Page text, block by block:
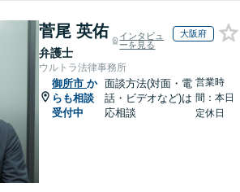
菅尾 英佑
弁護士
インタビュ
ーを見る
大阪府
ウルトラ法律事務所
御所市 か
らも相談
受付中
面談方法(対面・電
話・ビデオなど)は
応相談
営業時
間：本日
定休日